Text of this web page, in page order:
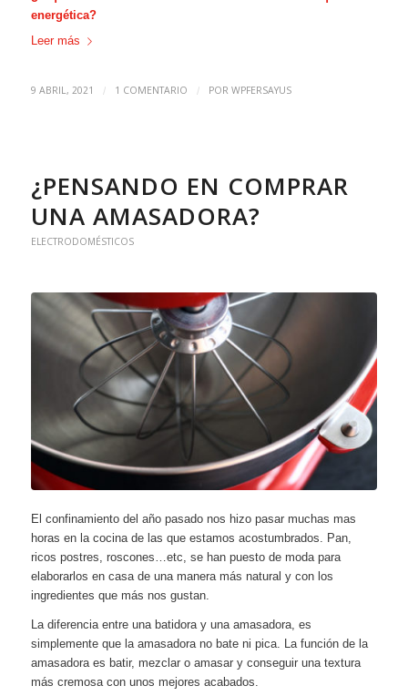
energética?
Leer más
9 ABRIL, 2021 / 1 COMENTARIO / POR WPFERSAYUS
¿PENSANDO EN COMPRAR
UNA AMASADORA?
ELECTRODOMÉSTICOS
El confinamiento del año pasado nos hizo pasar muchas mas
horas en la cocina de las que estamos acostumbrados. Pan,
ricos postres, roscones…etc, se han puesto de moda para
elaborarlos en casa de una manera más natural y con los
ingredientes que más nos gustan.
La diferencia entre una batidora y una amasadora, es
simplemente que la amasadora no bate ni pica. La función de la
amasadora es batir, mezclar o amasar y conseguir una textura
más cremosa con unos mejores acabados.